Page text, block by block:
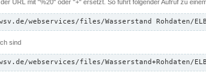
URL mit "%20" oder "+" ersetzt. So führt folgender Aufruf zu
webservices/files/Wasserstand Rohdaten/
sind
webservices/files/Wasserstand+Rohdaten/